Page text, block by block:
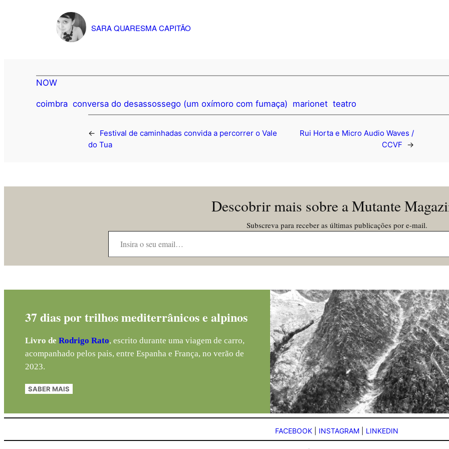
SARA QUARESMA CAPITÃO
NOW
coimbra conversa do desassossego (um oxímoro com fumaça) marionet teatro
← Festival de caminhadas convida a percorrer o Vale
do Tua
Rui Horta e Micro Audio Waves /
CCVF →
Descobrir mais sobre a Mutante
Subscreva para receber as últimas publicações por e-mail.
Insira o seu email…
37 dias por trilhos mediterrânicos e alpinos
Livro deRodrigo Rato, escrito durante uma viagem de carro,
acompanhado pelos pais, entre Espanha e França, no verão de
2023.
SABER MAIS
FACEBOOK INSTAGRAM LINKEDIN